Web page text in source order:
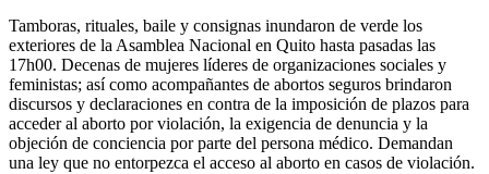
Tamboras, rituales, baile y consignas inundaron de verde los
exteriores de la Asamblea Nacional en Quito hasta pasadas las
17h00. Decenas de mujeres líderes de organizaciones sociales y
feministas; así como acompañantes de abortos seguros brindaron
discursos y declaraciones en contra de la imposición de plazos para
acceder al aborto por violación, la exigencia de denuncia y la
objeción de conciencia por parte del persona médico. Demandan
una ley que no entorpezca el acceso al aborto en casos de violación.